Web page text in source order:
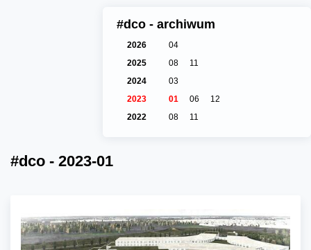
#dco - archiwum
2026
04
2025
08
11
2024
03
2023
01 06
12
2022
08 11
#dco - 2023-01